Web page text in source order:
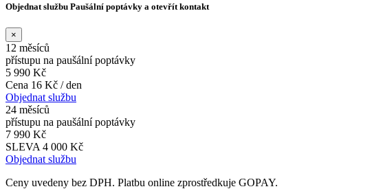
Objednat službu Paušální poptávky a otevřít kontakt
×
12 měsíců
přístupu na paušální poptávky
5 990 Kč
Cena 16 Kč / den
Objednat službu
24 měsíců
přístupu na paušální poptávky
7 990 Kč
SLEVA 4 000 Kč
Objednat službu
Ceny uvedeny bez DPH. Platbu online zprostředkuje GOPAY.